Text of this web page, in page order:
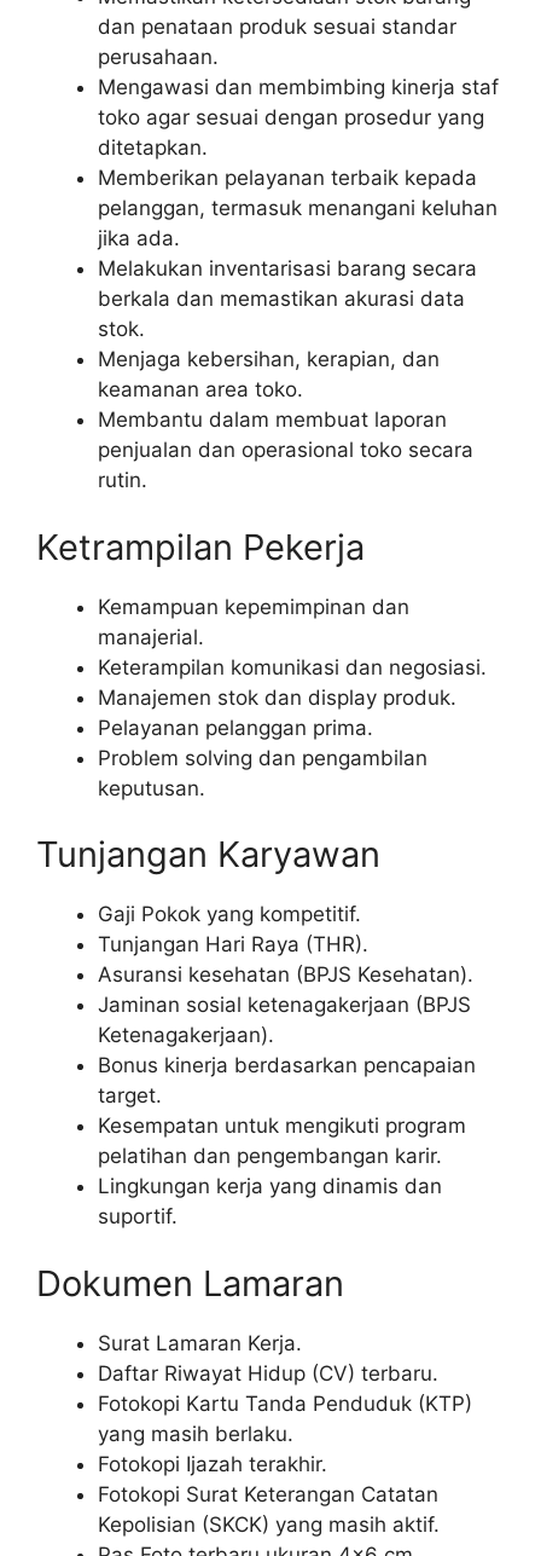
dan penataan produk sesuai standar
perusahaan.
Mengawasi dan membimbing kinerja staf
toko agar sesuai dengan prosedur yang
ditetapkan.
Memberikan pelayanan terbaik kepada
pelanggan, termasuk menangani keluhan
jika ada.
Melakukan inventarisasi barang secara
berkala dan memastikan akurasi data
stok.
Menjaga kebersihan, kerapian, dan
keamanan area toko.
Membantu dalam membuat laporan
penjualan dan operasional toko secara
rutin.
Ketrampilan Pekerja
Kemampuan kepemimpinan dan
manajerial.
Keterampilan komunikasi dan negosiasi.
Manajemen stok dan display produk.
Pelayanan pelanggan prima.
Problem solving dan pengambilan
keputusan.
Tunjangan Karyawan
Gaji Pokok yang kompetitif.
Tunjangan Hari Raya (THR).
Asuransi kesehatan (BPJS Kesehatan).
Jaminan sosial ketenagakerjaan (BPJS
Ketenagakerjaan).
Bonus kinerja berdasarkan pencapaian
target.
Kesempatan untuk mengikuti program
pelatihan dan pengembangan karir.
Lingkungan kerja yang dinamis dan
suportif.
Dokumen Lamaran
Surat Lamaran Kerja.
Daftar Riwayat Hidup (CV) terbaru.
Fotokopi Kartu Tanda Penduduk (KTP)
yang masih berlaku.
Fotokopi Ijazah terakhir.
Fotokopi Surat Keterangan Catatan
Kepolisian (SKCK) yang masih aktif.